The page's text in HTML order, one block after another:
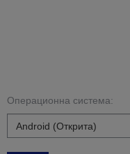
Операционна система: